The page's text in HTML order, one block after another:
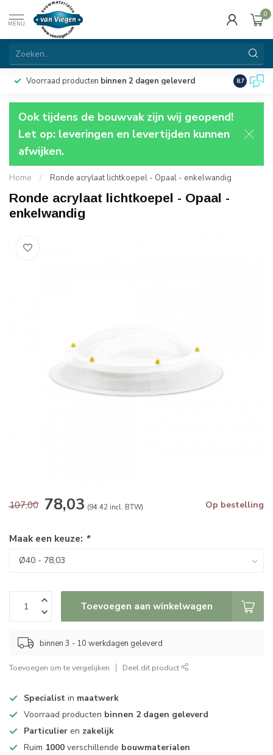
MENU
0
Voorraad producten binnen 2 dagen geleverd 8.7
Ook tijdens de bouwvak zijn wij geopend!
Let op: leveringen en levertijden kunnen
afwijken.
Home / Ronde acrylaat lichtkoepel - Opaal - enkelwandig
Ronde acrylaat lichtkoepel - Opaal -
enkelwandig
107,00 78,03 (94.42 incl. BTW) Op bestelling
Maak een keuze: *
Toevoegen aan winkelwagen
binnen 3 - 10 werkdagen geleverd
Toevoegen om te vergelijken Deel dit product
Specialist in maatwerk
Voorraad producten binnen 2 dagen geleverd
Particulier en zakelijk
Ruim 1000 verschillende bouwmaterialen